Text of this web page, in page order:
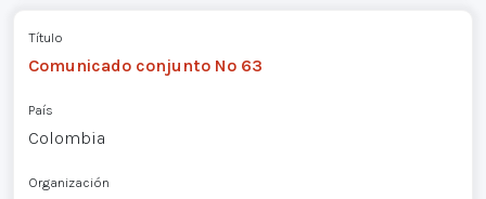
Título
Comunicado conjunto Nº 63
País
Colombia
Organización